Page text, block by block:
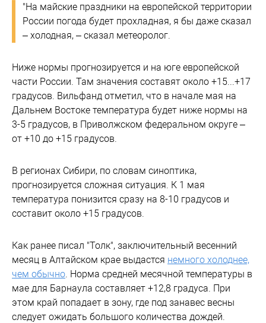
"На майские праздники на европейской территории
России погода будет прохладная, я бы даже сказал
– холодная, – сказал метеоролог.
Ниже нормы прогнозируется и на юге европейской
части России. Там значения составят около +15...+17
градусов. Вильфанд отметил, что в начале мая на
Дальнем Востоке температура будет ниже нормы на
3-5 градусов, в Приволжском федеральном округе –
от +10 до +15 градусов.
В регионах Сибири, по словам синоптика,
прогнозируется сложная ситуация. К 1 мая
температура понизится сразу на 8-10 градусов и
составит около +15 градусов.
Как ранее писал "Толк", заключительный весенний
месяц в Алтайском крае выдастся немного холоднее,
чем обычно . Норма средней месячной температуры в
мае для Барнаула составляет +12,8 градуса. При
этом край попадает в зону, где под занавес весны
следует ожидать большого количества дождей.